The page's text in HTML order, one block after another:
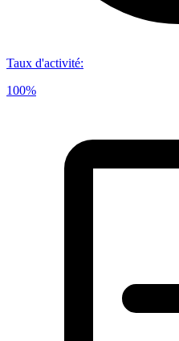
Taux d'activité:
100%